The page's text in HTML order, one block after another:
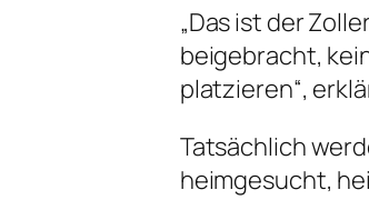
„Das ist der
beigebracht,
platzieren“,
Tatsächlich
heimgesucht,